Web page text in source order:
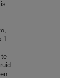
1
te